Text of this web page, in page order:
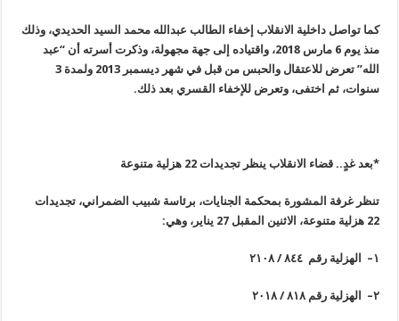
كما تواصل داخلية الانقلاب إخفاء الطالب عبدالله محمد السيد الحديدي، وذلك
منذ يوم 6 مارس 2018، واقتياده إلى جهة مجهولة، وذكرت أسرته أن “عبد
الله” تعرض للاعتقال والحبس من قبل في شهر ديسمبر 2013 ولمدة 3
سنوات، ثم اختفى، وتعرض للإخفاء القسري بعد ذلك.
*بعد غدٍ.. قضاء الانقلاب ينظر تجديدات 22 هزلية متنوعة
تنظر غرفة المشورة بمحكمة الجنايات، برئاسة شبيب الضمراني، تجديدات
22 هزلية متنوعة، الاثنين المقبل 27 يناير، وهي
:
١– الهزلية رقم ٨٤٤ / ٢١٠٨
٢– الهزلية رقم ٨١٨ / ٢٠١٨